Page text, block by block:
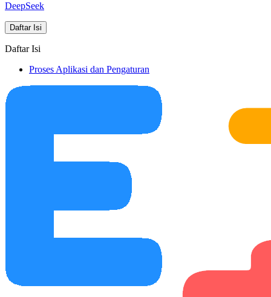
DeepSeek
Daftar Isi
Daftar Isi
Proses Aplikasi dan Pengaturan